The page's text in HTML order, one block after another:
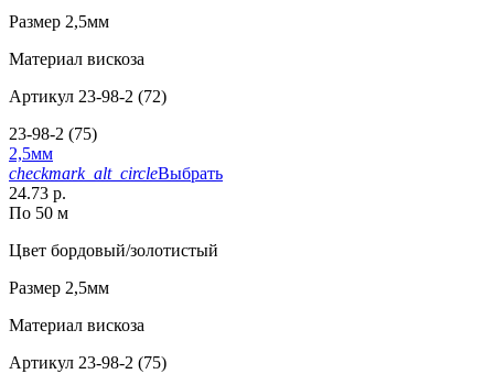
Размер 2,5мм
Материал вискоза
Артикул 23-98-2 (72)
23-98-2 (75)
2,5мм
checkmark_alt_circleВыбрать
24.73 р.
По 50 м
Цвет бордовый/золотистый
Размер 2,5мм
Материал вискоза
Артикул 23-98-2 (75)